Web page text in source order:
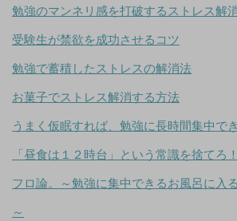
勉強のマンネリ感を打破するストレス解
受験生が禁欲を成功させるコツ
勉強で蓄積したストレスの解消法
お菓子でストレス解消する方法
うまく仮眠すれば、勉強に長時間集中で
「昼食は１２時台」という常識を捨てろ！
フロ論。～勉強に集中できるお風呂に入
～